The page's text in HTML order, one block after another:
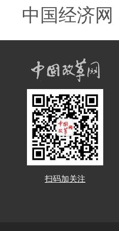
中国经济网
扫码加关注